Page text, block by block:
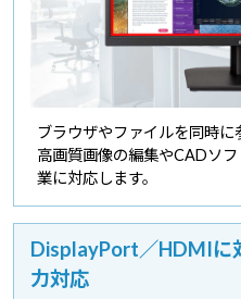
ブラウザやファイルを同時に
高画質画像の編集やCADソ
業に対応します。
DisplayPort／HDMIに
力対応